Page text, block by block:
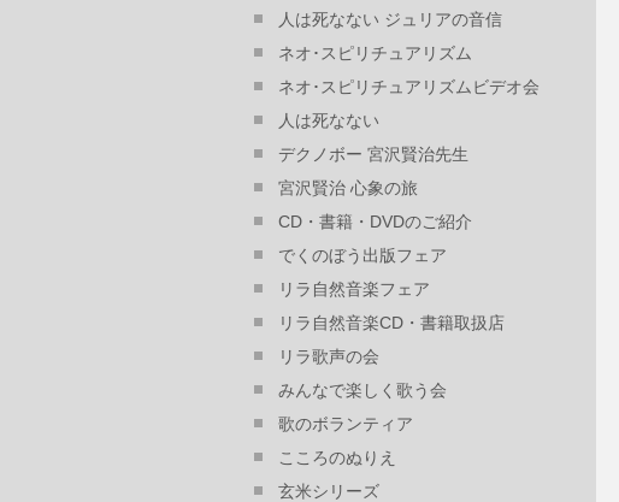
人は死なない ジュリアの音信
ネオ･スピリチュアリズム
ネオ･スピリチュアリズムビデオ会
人は死なない
デクノボー 宮沢賢治先生
宮沢賢治 心象の旅
CD・書籍・DVDのご紹介
でくのぼう出版フェア
リラ自然音楽フェア
リラ自然音楽CD・書籍取扱店
リラ歌声の会
みんなで楽しく歌う会
歌のボランティア
こころのぬりえ
玄米シリーズ